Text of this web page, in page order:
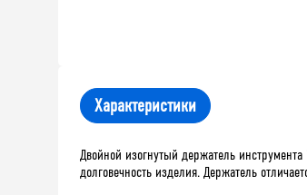
Характеристики
Двойной изогнутый держатель
долговечность изделия. Держатель